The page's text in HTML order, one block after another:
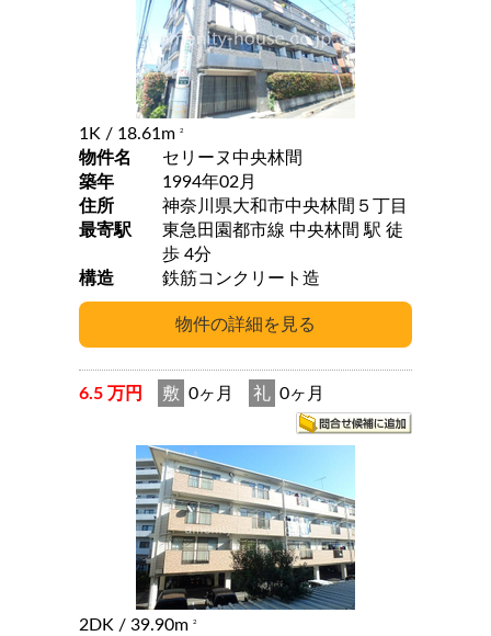
1K / 18.61m 2
物件名
セリーヌ中央林間
築年
1994年02月
住所
神奈川県大和市中央林間５丁目
最寄駅
東急田園都市線 中央林間 駅 徒
歩 4分
構造
鉄筋コンクリート造
6.5 万円 敷 0ヶ月 礼 0ヶ月
2DK / 39.90m 2